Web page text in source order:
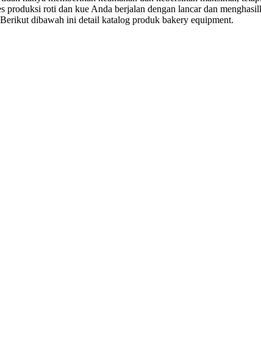
roti dan kue Anda berjalan dengan lancar dan
dibawah ini detail katalog produk bakery equipment.